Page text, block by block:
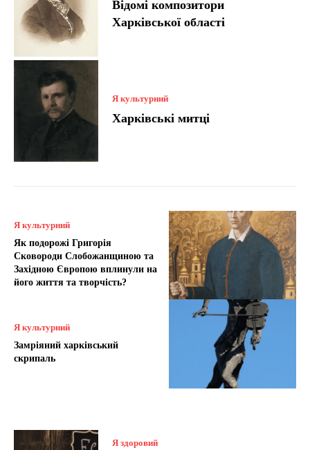
Відомі композитори
Харківської області
Я культурний
Харківські митці
Я культурний
Як подорожі Григорія
Сковороди Слобожанщиною та
Західною Європою вплинули на
його життя та творчість?
Я культурний
Замріяний харківський
скрипаль
Я здоровий